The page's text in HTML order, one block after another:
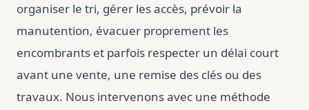
organiser le tri, gérer les accès, prévoir la
manutention, évacuer proprement les
encombrants et parfois respecter un délai court
avant une vente, une remise des clés ou des
travaux. Nous intervenons avec une méthode